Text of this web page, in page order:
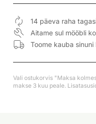
14 päeva raha
Aitame sul mööbli
Toome kauba
Vali ostukorvis "Maksa
makse 3 kuu peale.